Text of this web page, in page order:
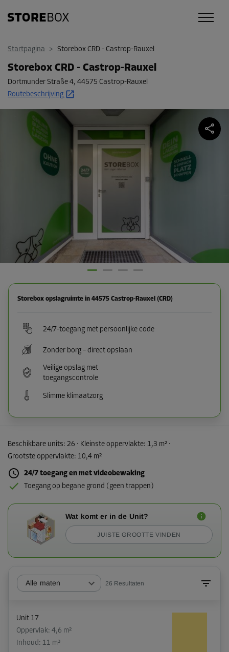
Startpagina > Storebox CRD - Castrop-Rauxel
Storebox CRD - Castrop-Rauxel
Dortmunder Straße 4, 44575 Castrop-Rauxel
Routebeschrijving
Storebox opslagruimte in 44575 Castrop-Rauxel (CRD)
24/7-toegang met persoonlijke code
Zonder borg – direct opslaan
Veilige opslag met
toegangscontrole
Slimme klimaatzorg
Beschikbare units: 26 · Kleinste oppervlakte: 1,3 m² ·
Grootste oppervlakte: 10,4 m²
24/7 toegang en met videobewaking
Toegang op begane grond (geen trappen)
Wat komt er in de Unit?
JUISTE GROOTTE VINDEN
Alle maten 26 Resultaten
Unit 17
Oppervlak: 4,6 m²
Inhoud: 11 m³